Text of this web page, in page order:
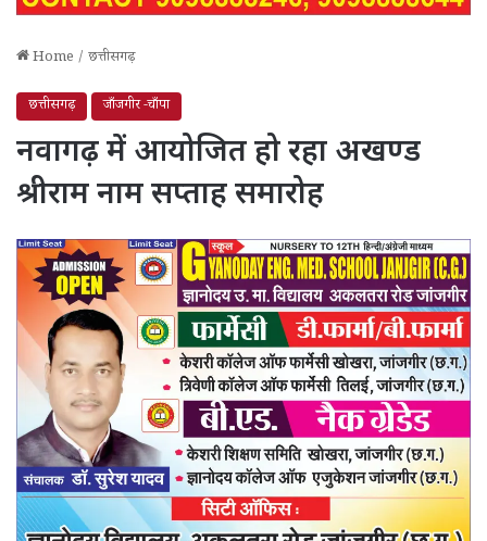
Home / छत्तीसगढ़
छत्तीसगढ़ जाँजगीर -चाँपा
नवागढ़ में आयोजित हो रहा अखण्ड
श्रीराम नाम सप्ताह समारोह